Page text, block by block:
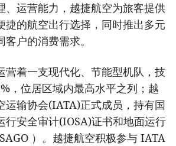
、运营能力，越捷航空为旅客提供
捷的航空出行选择，同时推出多元
户的消费需求。
营着一支现代化、节能型机队，技
，位居区域内最高水平之列；越
运输协会(IATA)正式成员，持有国
行安全审计(IOSA)证书和地面运行
）。越捷航空积极参与 IATA